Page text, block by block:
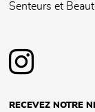
Senteurs et
RECEVEZ NOTRE